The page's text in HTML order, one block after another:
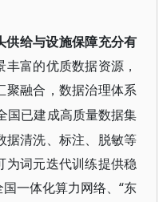
供给与设施保障充分有
富的优质数据资源，
聚融合，数据治理体系
国已建成高质量数据集
据清洗、标注、脱敏等
为词元迭代训练提供稳
一体化算力网络、“东